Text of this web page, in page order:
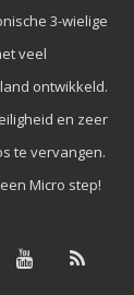
3-wielige
veel
ontwikkeld.
en zeer
te vervangen.
Micro step!